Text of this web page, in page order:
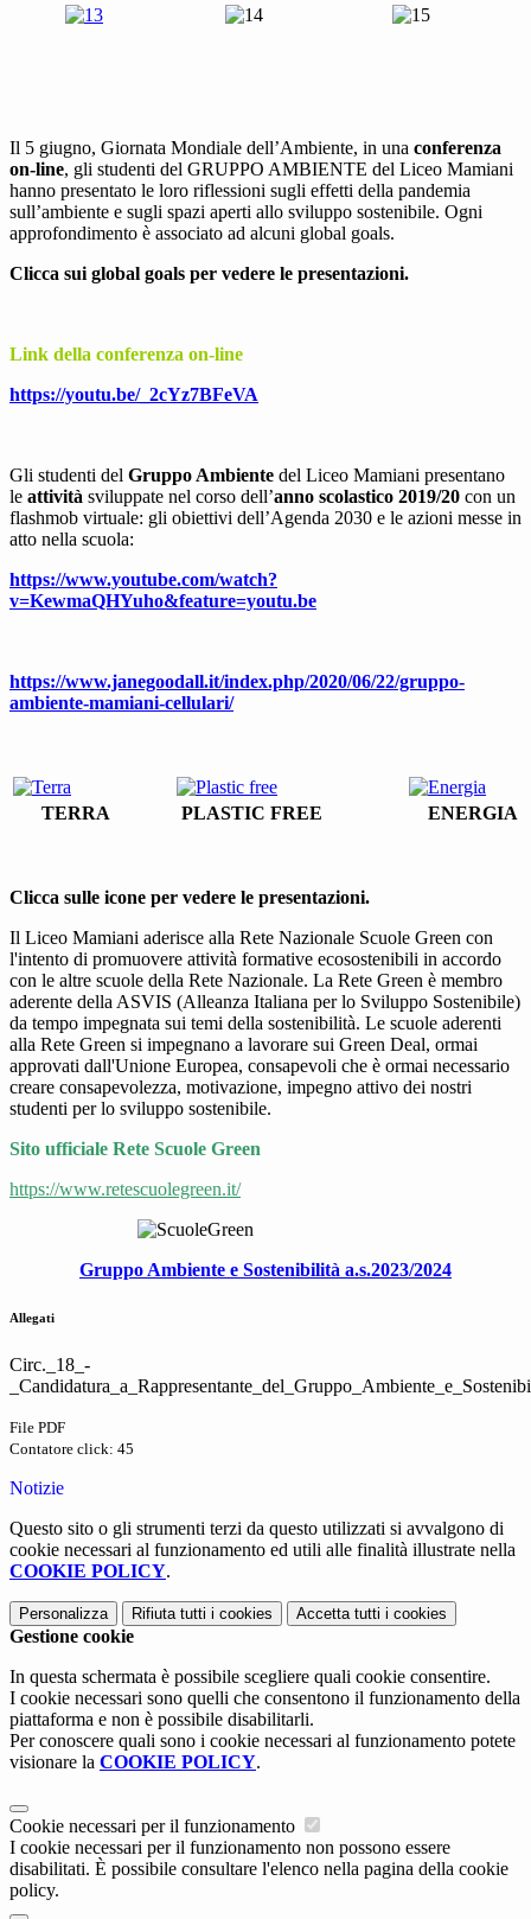
Il 5 giugno, Giornata Mondiale dell’Ambiente, in una conferenza
on-line, gli studenti del GRUPPO AMBIENTE del Liceo Mamiani
hanno presentato le loro riflessioni sugli effetti della pandemia
sull’ambiente e sugli spazi aperti allo sviluppo sostenibile. Ogni
approfondimento è associato ad alcuni global goals.
Clicca sui global goals per vedere le presentazioni.
Link della conferenza on-line
https://youtu.be/_2cYz7BFeVA
Gli studenti del Gruppo Ambiente del Liceo Mamiani presentano
le attività sviluppate nel corso dell’anno scolastico 2019/20 con un
flashmob virtuale: gli obiettivi dell’Agenda 2030 e le azioni messe in
atto nella scuola:
https://www.youtube.com/watch?
v=KewmaQHYuho&feature=youtu.be
https://www.janegoodall.it/index.php/2020/06/22/gruppo-
ambiente-mamiani-cellulari/
TERRA PLASTIC FREE ENERGIA
Clicca sulle icone per vedere le presentazioni.
Il Liceo Mamiani aderisce alla Rete Nazionale Scuole Green con
l'intento di promuovere attività formative ecosostenibili in accordo
con le altre scuole della Rete Nazionale. La Rete Green è membro
aderente della ASVIS (Alleanza Italiana per lo Sviluppo Sostenibile)
da tempo impegnata sui temi della sostenibilità. Le scuole aderenti
alla Rete Green si impegnano a lavorare sui Green Deal, ormai
approvati dall'Unione Europea, consapevoli che è ormai necessario
creare consapevolezza, motivazione, impegno attivo dei nostri
studenti per lo sviluppo sostenibile.
Sito ufficiale Rete Scuole Green
https://www.retescuolegreen.it/
Gruppo Ambiente e Sostenibilità a.s.2023/2024
Allegati
Circ._18_-
File PDF
Contatore click: 45
Notizie
Questo sito o gli strumenti terzi da questo utilizzati si avvalgono di
cookie necessari al funzionamento ed utili alle finalità illustrate nella
COOKIE POLICY.
Personalizza Rifiuta tutti i cookies Accetta tutti i cookies
Gestione cookie
In questa schermata è possibile scegliere quali cookie consentire.
I cookie necessari sono quelli che consentono il funzionamento della
piattaforma e non è possibile disabilitarli.
Per conoscere quali sono i cookie necessari al funzionamento potete
visionare la COOKIE POLICY.
Cookie necessari per il funzionamento
I cookie necessari per il funzionamento non possono essere
disabilitati. È possibile consultare l'elenco nella pagina della cookie
policy.